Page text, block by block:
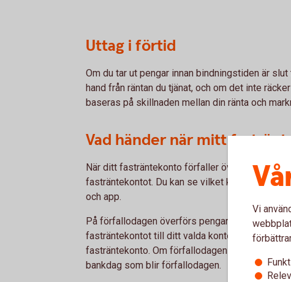
Uttag i förtid
Om du tar ut pengar innan bindningstiden är
hand från räntan du tjänat, och om det inte
baseras på skillnaden mellan din ränta och
Vad händer när mitt
När ditt fasträntekonto förfaller överförs
fasträntekontot. Du kan se vilket konto du har
och app.
På förfallodagen överförs pengarna
fasträntekontot till ditt valda konto. Detta sker
fasträntekonto. Om förfallodagen inträffar på
bankdag som blir förfallodagen.
Vi